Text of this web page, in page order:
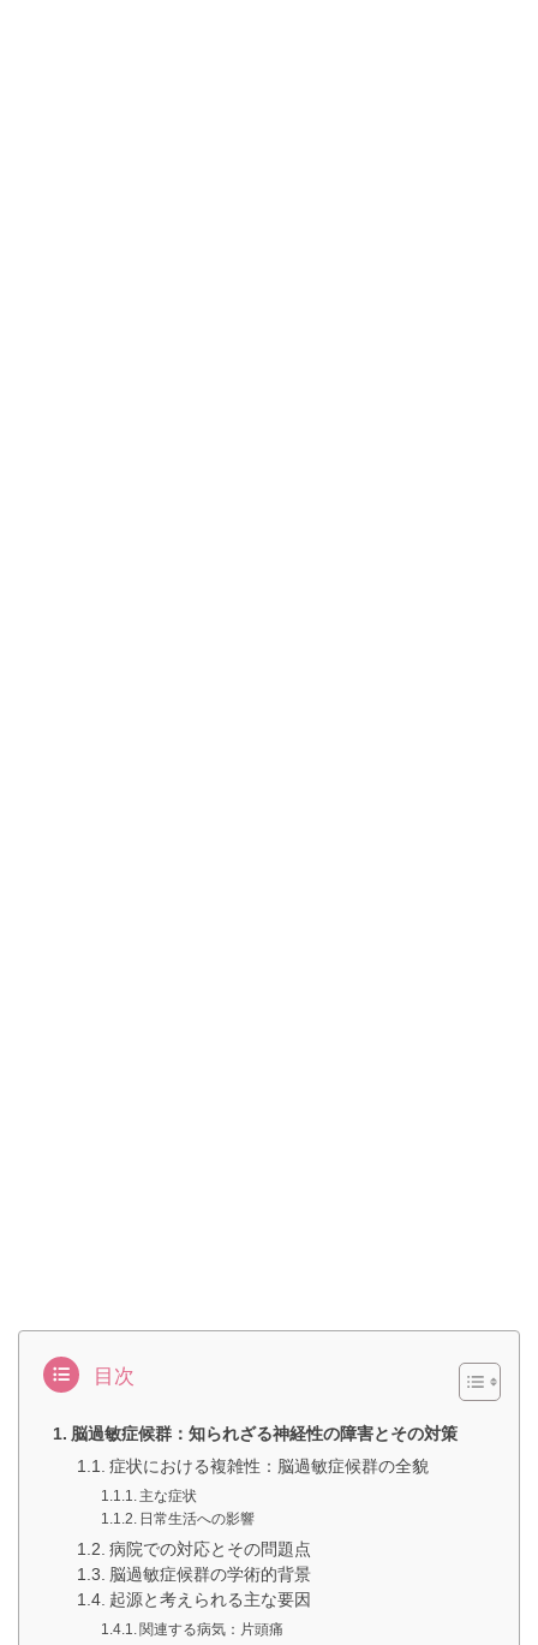
目次
脳過敏症候群：知られざる神経性の障害とその対策
症状における複雑性：脳過敏症候群の全貌
主な症状
日常生活への影響
病院での対応とその問題点
脳過敏症候群の学術的背景
起源と考えられる主な要因
関連する病気：片頭痛